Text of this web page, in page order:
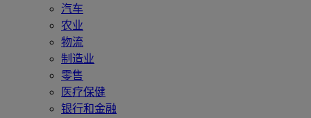
汽车
农业
物流
制造业
零售
医疗保健
银行和金融